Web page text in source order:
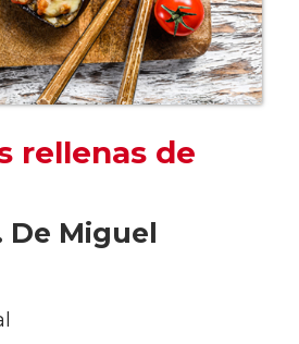
rellenas de
De Miguel